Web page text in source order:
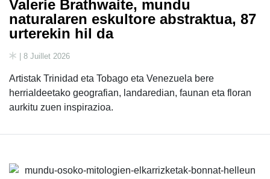
Valerie Brathwaite, mundu
naturalaren eskultore abstraktua, 87
urterekin hil da
| 8 Juillet 2026
Artistak Trinidad eta Tobago eta Venezuela bere
herrialdeetako geografian, landaredian, faunan eta floran
aurkitu zuen inspirazioa.